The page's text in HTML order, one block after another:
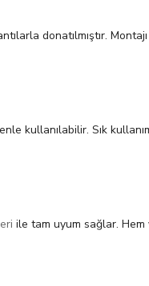
donatılmıştır.
Sık
ile tam uyum sağlar.